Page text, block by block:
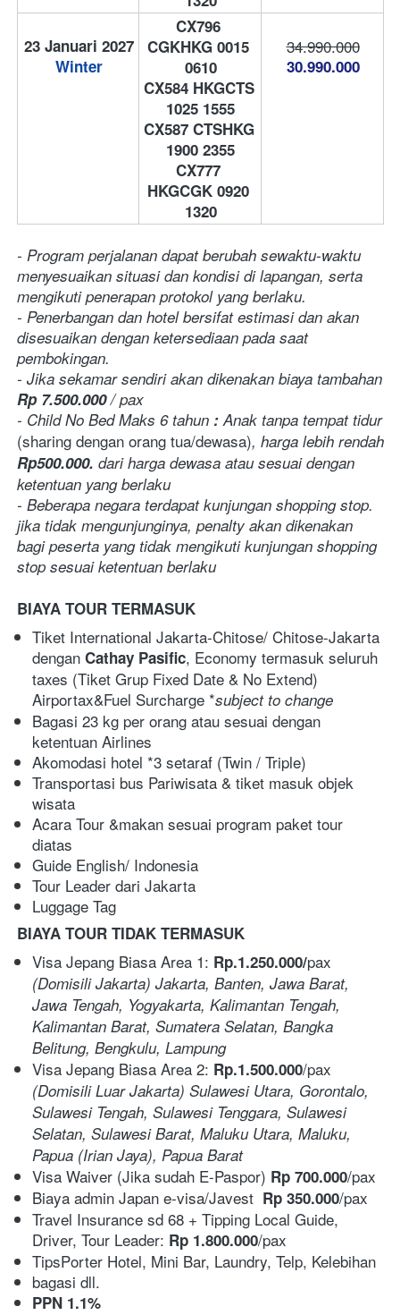
23 Januari 2027
Winter
CX796
CGKHKG 0015
0610
CX584 HKGCTS
1025 1555
CX587 CTSHKG
1900 2355
CX777
HKGCGK 0920
1320
34.990.000
30.990.000
- Program perjalanan dapat berubah sewaktu-waktu
menyesuaikan situasi dan kondisi di lapangan, serta
mengikuti penerapan protokol yang berlaku.
- Penerbangan dan hotel bersifat estimasi dan akan
disesuaikan dengan ketersediaan pada saat
pembokingan.
Rp 7.500.000 / pax
- Child No Bed Maks 6 tahun : Anak tanpa tempat tidur
(sharing dengan orang tua/dewasa)
Rp500.000. dari harga dewasa atau sesuai dengan
ketentuan yang berlaku
- Beberapa negara terdapat kunjungan shopping stop.
jika tidak mengunjunginya, penalty akan dikenakan
bagi peserta yang tidak mengikuti kunjungan shopping
stop sesuai ketentuan berlaku
BIAYA TOUR TERMASUK
Tiket International Jakarta-Chitose/ Chitose-Jakarta
dengan Cathay Pasiﬁc, Economy termasuk seluruh
taxes (Tiket Grup Fixed Date & No Extend)
Airportax&Fuel Surcharge *subject to change
Bagasi 23 kg per orang atau sesuai dengan
ketentuan Airlines
Akomodasi hotel *3 setaraf (Twin / Triple)
Transportasi bus Pariwisata & tiket masuk objek
wisata
Acara Tour &makan sesuai program paket tour
diatas
Guide English/ Indonesia
Tour Leader dari Jakarta
Luggage Tag
BIAYA TOUR TIDAK TERMASUK
Visa Jepang Biasa Area 1: Rp.1.250.000/
(Domisili Jakarta) Jakarta, Banten, Jawa Barat,
Jawa Tengah, Yogyakarta, Kalimantan Tengah,
Kalimantan Barat, Sumatera Selatan, Bangka
Belitung, Bengkulu, Lampung
Visa Jepang Biasa Area 2: Rp.1.500.000
(Domisili Luar Jakarta) Sulawesi Utara, Gorontalo,
Sulawesi Tengah, Sulawesi Tenggara, Sulawesi
Selatan, Sulawesi Barat, Maluku Utara, Maluku,
Papua (Irian Jaya), Papua Barat
Visa Waiver (Jika sudah E-Paspor) Rp 700.000/pax
Biaya admin Japan e-visa/Javest Rp 350.000/pax
Travel Insurance sd 68 + Tipping Local Guide,
Driver, Tour Leader: Rp 1.800.000/pax
TipsPorter Hotel, Mini Bar, Laundry, Telp, Kelebihan
bagasi dll.
PPN 1.1%